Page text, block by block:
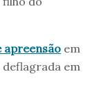
apreensão em
deflagrada em